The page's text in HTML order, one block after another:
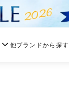
他ブランドから探す